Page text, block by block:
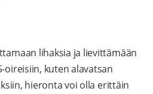
lihaksia ja lievittämään
oireisiin, kuten alavatsan
hieronta voi olla erittäin